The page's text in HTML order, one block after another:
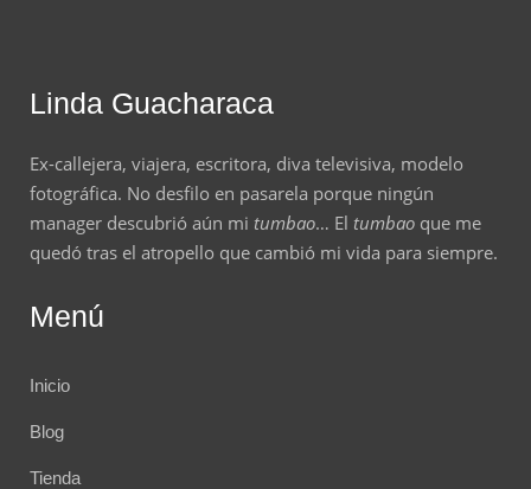
Linda Guacharaca
Ex-callejera, viajera, escritora, diva televisiva, modelo
fotográfica. No desfilo en pasarela porque ningún
manager descubrió aún mi tumbao… El tumbao que me
quedó tras el atropello que cambió mi vida para siempre.
Menú
Inicio
Blog
Tienda